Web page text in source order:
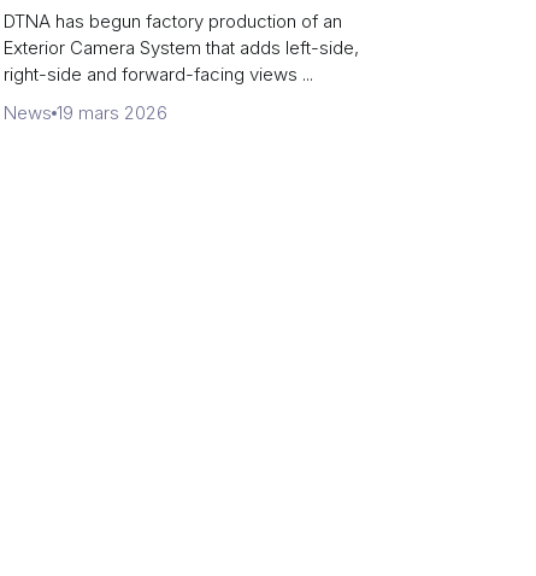
Freightliner and Western Star
vocational trucks
DTNA has begun factory production of an
Exterior Camera System that adds left-side,
right-side and forward-facing views ...
News 19 mars 2026